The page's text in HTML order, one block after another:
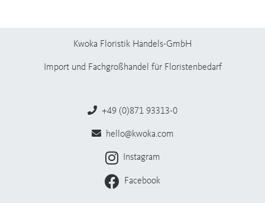
Kwoka Floristik Handels-GmbH
Import und Fachgroßhandel für Floristenbedarf
+49 (0)871 93313-0
hello@kwoka.com
Instagram
Facebook